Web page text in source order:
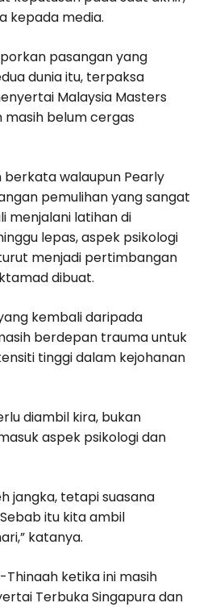
kepada media.
pasangan yang
dunia itu, terpaksa
Malaysia Masters
masih belum cergas
berkata walaupun Pearly
pemulihan yang sangat
menjalani latihan di
lepas, aspek psikologi
menjadi pertimbangan
dibuat.
kembali daripada
berdepan trauma untuk
tinggi dalam kejohanan
diambil kira, bukan
aspek psikologi dan
jangka, tetapi suasana
itu kita ambil
katanya.
ketika ini masih
Terbuka Singapura dan